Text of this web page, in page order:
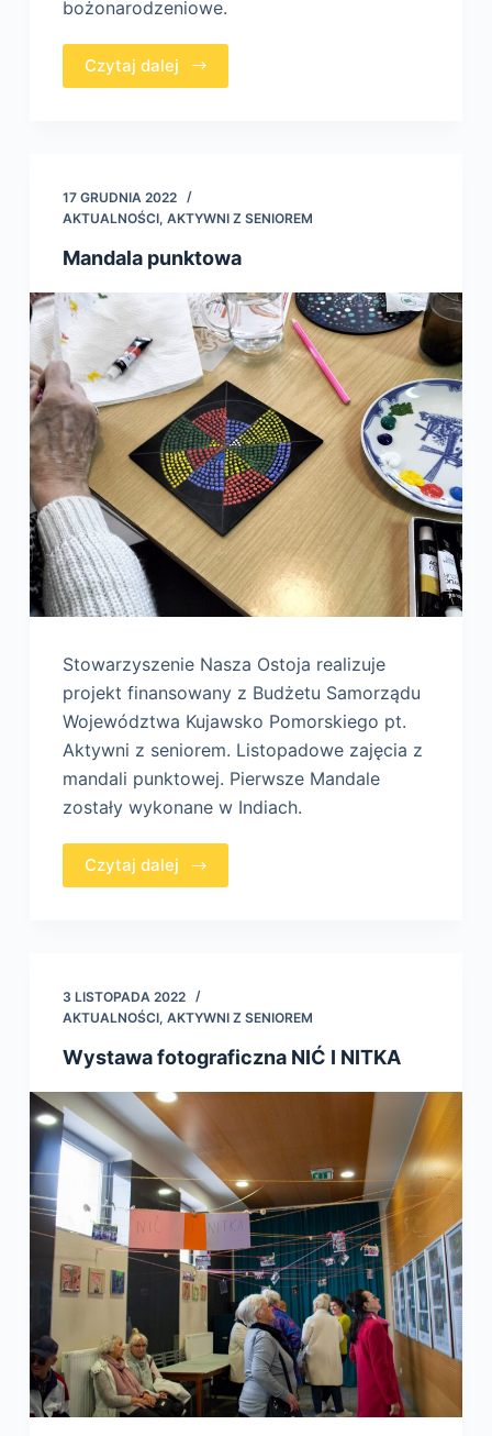
bożonarodzeniowe.
Czytaj dalej
17 GRUDNIA 2022
AKTUALNOŚCI, AKTYWNI Z SENIOREM
Mandala punktowa
Stowarzyszenie Nasza Ostoja realizuje
projekt finansowany z Budżetu Samorządu
Województwa Kujawsko Pomorskiego pt.
Aktywni z seniorem. Listopadowe zajęcia z
mandali punktowej. Pierwsze Mandale
zostały wykonane w Indiach.
Czytaj dalej
3 LISTOPADA 2022
AKTUALNOŚCI, AKTYWNI Z SENIOREM
Wystawa fotograficzna NIĆ I NITKA